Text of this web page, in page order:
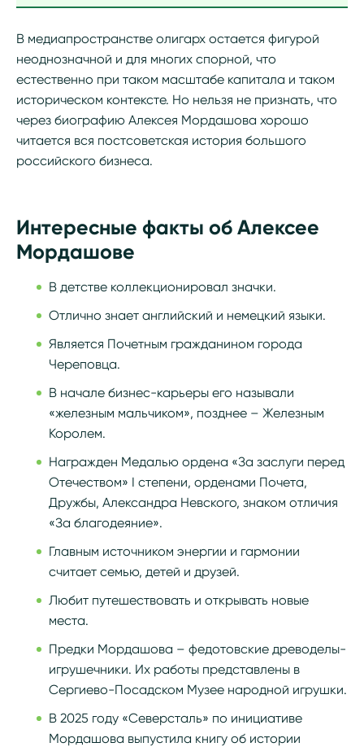
В медиапространстве олигарх остается фигурой
неоднозначной и для многих спорной, что
естественно при таком масштабе капитала и таком
историческом контексте. Но нельзя не признать, что
через биографию Алексея Мордашова хорошо
читается вся постсоветская история большого
российского бизнеса.
Интересные факты об Алексее
Мордашове
В детстве коллекционировал значки.
Отлично знает английский и немецкий языки.
Является Почетным гражданином города
Череповца.
В начале бизнес-карьеры его называли
«железным мальчиком», позднее – Железным
Королем.
Награжден Медалью ордена «За заслуги перед
Отечеством» I степени, орденами Почета,
Дружбы, Александра Невского, знаком отличия
«За благодеяние».
Главным источником энергии и гармонии
считает семью, детей и друзей.
Любит путешествовать и открывать новые
места.
Предки Мордашова – федотовские древоделы-
игрушечники. Их работы представлены в
Сергиево-Посадском Музее народной игрушки.
В 2025 году «Северсталь» по инициативе
Мордашова выпустила книгу об истории